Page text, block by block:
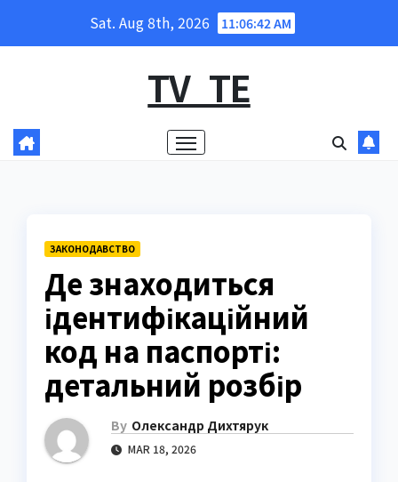
Sat. Aug 8th, 2026 11:06:43 AM
TV_TE
ЗАКОНОДАВСТВО
Де знаходиться
ідентифікаційний
код на паспорті:
детальний розбір
By Олександр Дихтярук
MAR 18, 2026